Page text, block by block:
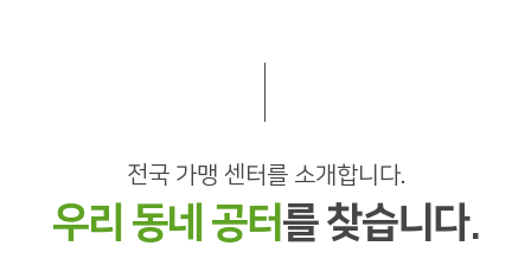
전국 가맹 센터를 소개합니다.
우리 동네 공터를 찾습니다.